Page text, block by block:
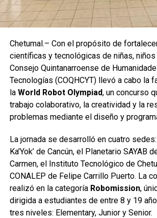
Chetumal.– Con el propósito de
científicas y tecnológicas de niñas,
Consejo Quintanarroense de
Tecnologías (COQHCYT) llevó a cabo la
la World Robot Olympiad, un concurso
trabajo colaborativo, la creatividad y la
problemas mediante el diseño y
La jornada se desarrolló en cuatro
Ka’Yok’ de Cancún, el Planetario SAYAB
Carmen, el Instituto Tecnológico de
CONALEP de Felipe Carrillo Puerto. La
realizó en la categoría Robomission,
dirigida a estudiantes de entre 8 y 19
tres niveles: Elementary, Junior y Senior.